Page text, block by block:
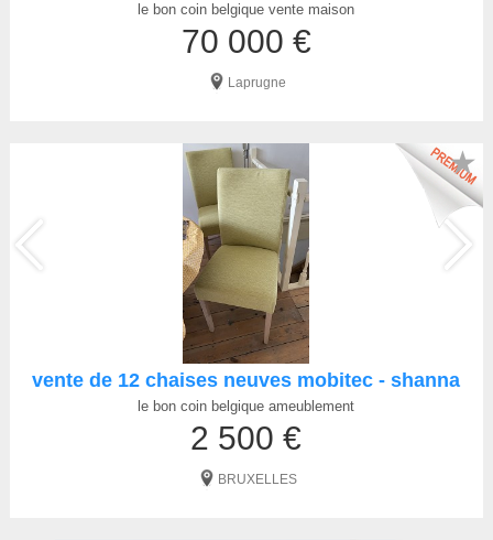
le bon coin belgique vente maison
70 000 €
Laprugne
vente de 12 chaises neuves mobitec - shanna
le bon coin belgique ameublement
2 500 €
BRUXELLES
★